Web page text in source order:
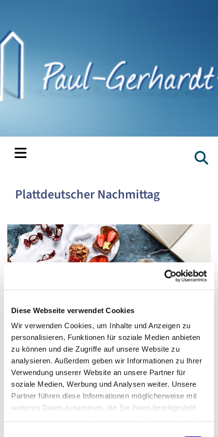
Diese Webseite verwendet Cookies
Wir verwenden Cookies, um Inhalte und Anzeigen zu
personalisieren, Funktionen für soziale Medien anbieten
zu können und die Zugriffe auf unsere Website zu
analysieren. Außerdem geben wir Informationen zu Ihrer
Verwendung unserer Website an unsere Partner für
soziale Medien, Werbung und Analysen weiter. Unsere
Partner führen diese Informationen möglicherweise mit
weiteren Daten zusammen, die Sie ihnen bereitgestellt
Plattdeutscher Nachmittag
Montag, 22. November 2027, 14:30 Uhr
Paul-Gerhardt-Kirchengemeinde,
Gemeindesaal, Ivensring 9, 24149 Kiel